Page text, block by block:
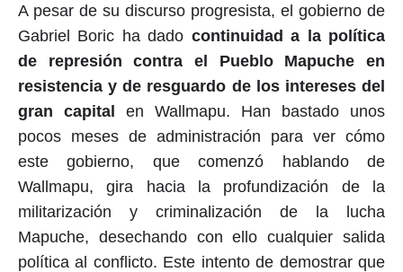
A pesar de su discurso progresista, el gobierno de
Gabriel Boric ha dado continuidad a la política
de represión contra el Pueblo Mapuche en
resistencia y de resguardo de los intereses del
gran capital en Wallmapu. Han bastado unos
pocos meses de administración para ver cómo
este gobierno, que comenzó hablando de
Wallmapu, gira hacia la profundización de la
militarización y criminalización de la lucha
Mapuche, desechando con ello cualquier salida
política al conflicto. Este intento de demostrar que